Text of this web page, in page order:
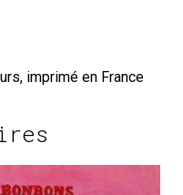
imprimé en France